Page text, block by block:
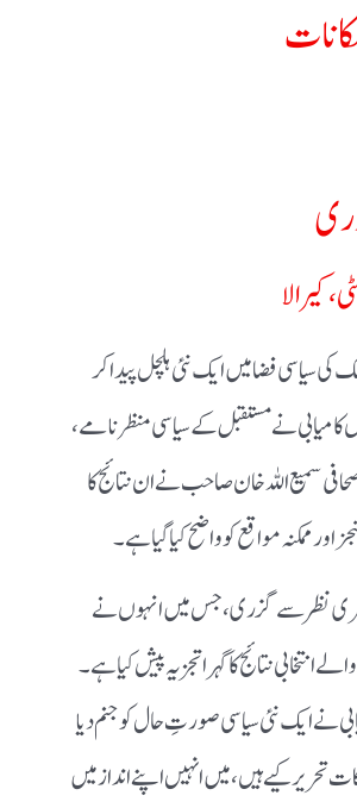
کیرالا
سیاسی فضا میں ایک نئی ہلچل پیدا کر
کامیابی نے مستقبل کے سیاسی منظرنامے،
سمیع اللہ خان صاحب نے ان نتائج کا
ممکنہ مواقع کو واضح کیا گیا ہے۔
نظر سے گزری، جس میں انہوں نے
انتخابی نتائج کا گہرا تجزیہ پیش کیا ہے۔
نے ایک نئی سیاسی صورتِ حال کو جنم دیا
کیے ہیں، میں انہیں اپنے انداز میں